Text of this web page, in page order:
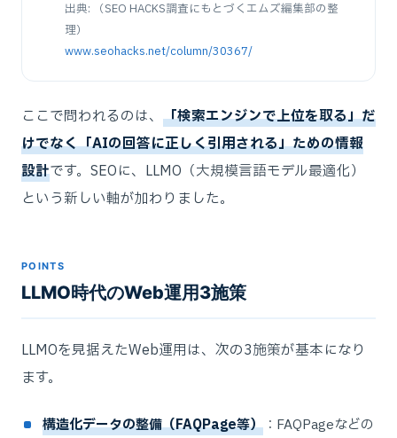
出典: （SEO HACKS調査にもとづくエムズ編集部の整
理）
www.seohacks.net/column/30367/
ここで問われるのは、 「検索エンジンで上位を取る」だ
けでなく「AIの回答に正しく引用される」ための情報
設計です。SEOに、LLMO（大規模言語モデル最適化）
という新しい軸が加わりました。
POINTS
LLMO時代のWeb運用3施策
LLMOを見据えたWeb運用は、次の3施策が基本になり
ます。
構造化データの整備（FAQPage等） ：FAQPageなどの